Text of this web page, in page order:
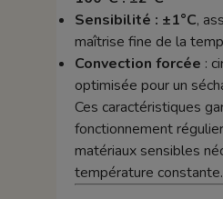
Sensibilité : ±1°C,
maîtrise fine de la
Convection forcée :
optimisée pour un
Ces caractéristiques
fonctionnement
matériaux sensibles
température constante.